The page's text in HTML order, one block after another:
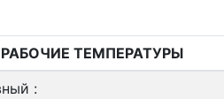
РАБОЧИЕ ТЕМПЕРАТУРЫ
: